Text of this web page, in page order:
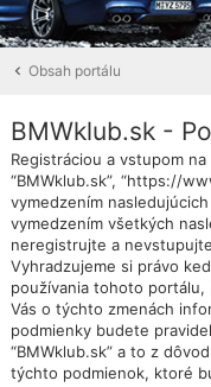
Obsah portálu
BMWklub.sk -
Registráciou a vstupom na
“BMWklub.sk”, “https://
vymedzením
vymedzením všetkých
neregistrujte a
Vyhradzujeme si právo
používania tohoto
Vás o týchto zmenách
podmienky budete
“BMWklub.sk” a to z
týchto podmienok, ktoré